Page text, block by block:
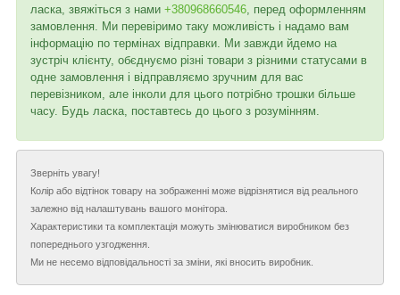
ласка, звяжіться з нами +380968660546 , перед оформленням
замовлення. Ми перевіримо таку можливість і надамо вам
інформацію по термінах відправки. Ми завжди йдемо на
зустріч клієнту, обєднуємо різні товари з різними статусами в
одне замовлення і відправляємо зручним для вас
перевізником, але інколи для цього потрібно трошки більше
часу. Будь ласка, поставтесь до цього з розумінням.
Зверніть увагу!
Колір або відтінок товару на зображенні може відрізнятися від реального
залежно від налаштувань вашого монітора.
Характеристики та комплектація можуть змінюватися виробником без
попереднього узгодження.
Ми не несемо відповідальності за зміни, які вносить виробник.